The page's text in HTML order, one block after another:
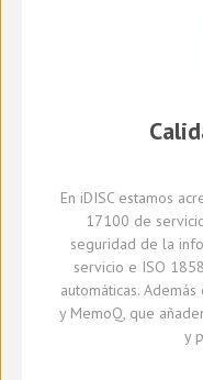
En iDISC estamos
17100 de
seguridad de la
servicio e ISO
automáticas. Además
y MemoQ, que
y